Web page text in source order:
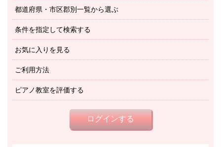
都道府県・市区郡別一覧から選ぶ
条件を指定して検索する
お気に入りを見る
ご利用方法
ピアノ教室を評価する
ログインする